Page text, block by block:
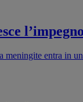
meningite entra in